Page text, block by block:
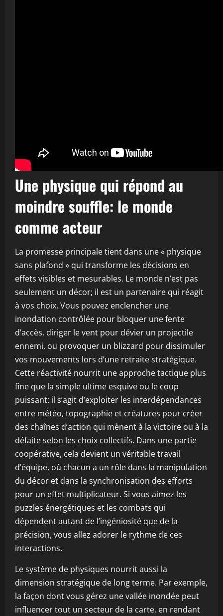
Une physique qui répond au
moindre souffle: le monde
comme acteur
La promesse principale tient dans une « physique
sans plafond » qui transforme les décisions en
effets visibles et mesurables. Le monde n’est pas
seulement un décor; il est un partenaire qui réagit
à vos choix. Vous pouvez enclencher une
inondation contrôlée pour bloquer une fente
d’accès, diriger le vent pour dévier un projectile
ennemi, ou provoquer un blizzard pour dissimuler
vos mouvements lors d’une retraite stratégique.
Cette réactivité nourrit une approche tactique plus
fine que la simple ultime esquive ou le coup
puissant: il s’agit d’exploiter les interdépendances
entre météo, topographie et créatures pour créer
des chaînes d’action qui mènent à la victoire ou à la
défaite selon les choix collectifs. Dans une partie
coopérative, cela devient un véritable travail
d’équipe, où chacun a un rôle dans la manipulation
du décor et dans la synchronisation des efforts
pour un effet multiplicateur. Si vous aimez les
puzzles énergétiques et les combats qui
dépendent autant de l’ingéniosité que de la
précision, vous allez adorer le rythme de ces
interactions.
Le système de physiques nourrit aussi la
dimension stratégique de long terme. Par exemple,
la façon dont vous gérez une vallée inondée peut
influencer tout un secteur de la carte, en rendant